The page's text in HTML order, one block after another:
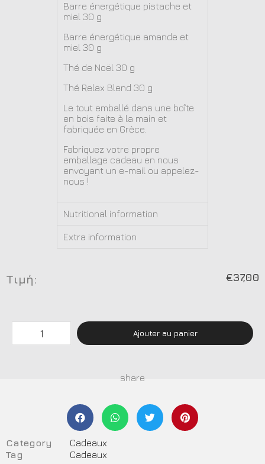
Barre énergétique pistache et
miel 30 g
Barre énergétique amande et
miel 30 g
Thé de Noël 30 g
Thé Relax Blend 30 g
Le tout emballé dans une boîte
en bois faite à la main et
fabriquée en Grèce.
Fabriquez votre propre
emballage cadeau en nous
envoyant un e-mail ou appelez-
nous !
Nutritional information
Extra information
Τιμή: €37,00
Ajouter au panier
share
Category
Cadeaux
Tag
Cadeaux